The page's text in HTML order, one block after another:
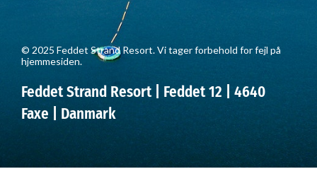
© 2025 Feddet Strand Resort. Vi tager forbehold for fejl på
hjemmesiden.
Feddet Strand Resort | Feddet 12 | 4640
Faxe | Danmark